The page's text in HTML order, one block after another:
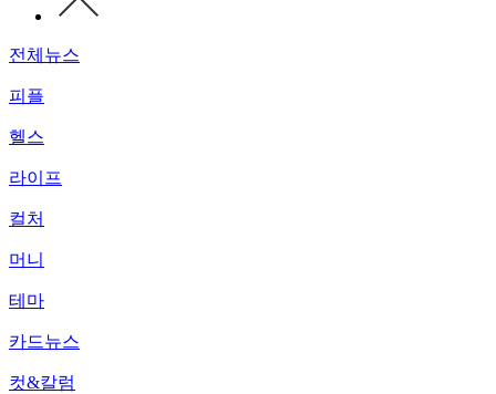
전체뉴스
피플
헬스
라이프
컬처
머니
테마
카드뉴스
컷&칼럼